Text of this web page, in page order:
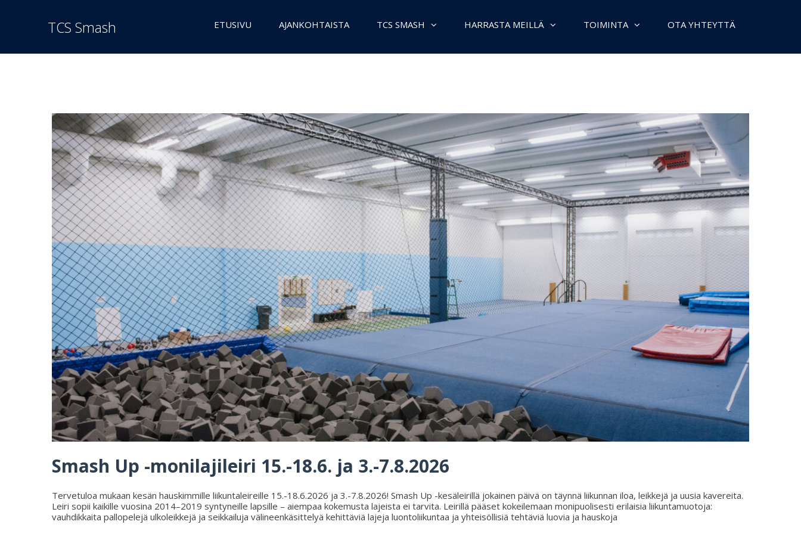
TCS Smash ETUSIVU AJANKOHTAISTA TCS SMASH HARRASTA MEILLÄ TOIMINTA OTA YHTEYTTÄ
Smash Up -monilajileiri 15.-18.6. ja 3.-7.8.2026
Tervetuloa mukaan kesän hauskimmille liikuntaleireille 15.-18.6.2026 ja 3.-7.8.2026! Smash Up -kesäleirillä jokainen päivä on täynnä liikunnan iloa, leikkejä ja uusia kavereita.
Leiri sopii kaikille vuosina 2014–2019 syntyneille lapsille – aiempaa kokemusta lajeista ei tarvita. Leirillä pääset kokeilemaan monipuolisesti erilaisia liikuntamuotoja:
vauhdikkaita pallopelejä ulkoleikkejä ja seikkailuja välineenkäsittelyä kehittäviä lajeja luontoliikuntaa ja yhteisöllisiä tehtäviä luovia ja hauskoja